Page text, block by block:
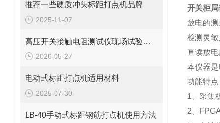
推荐一些硬质冲头标距打点机品牌
2025-11-07
高压开关接触电阻测试仪现场试验方案
2026-05-27
电动式标距打点机适用材料
2025-07-30
LB-40手动式标距钢筋打点机使用方法
开关柜
放电的
检测灵
直读放
本仪器
功能特点
1、采集
2、